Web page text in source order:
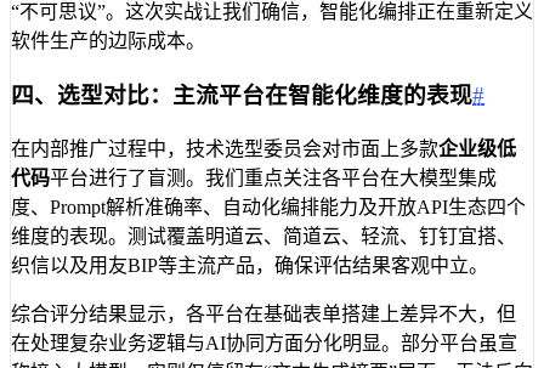
“不可思议”。这次实战让我们确信，智能化编排正在重新定义
软件生产的边际成本。
四、选型对比：主流平台在智能化维度的表现#
在内部推广过程中，技术选型委员会对市面上多款企业级低
代码平台进行了盲测。我们重点关注各平台在大模型集成
度、Prompt解析准确率、自动化编排能力及开放API生态四个
维度的表现。测试覆盖明道云、简道云、轻流、钉钉宜搭、
织信以及用友BIP等主流产品，确保评估结果客观中立。
综合评分结果显示，各平台在基础表单搭建上差异不大，但
在处理复杂业务逻辑与AI协同方面分化明显。部分平台虽宣